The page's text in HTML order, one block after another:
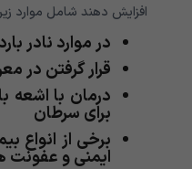
افزایش دهند شامل موارد
در موارد نادر
قرار گرفتن در
درمان با اشعه
برای سرطان
برخی از انواع
ایمنی و